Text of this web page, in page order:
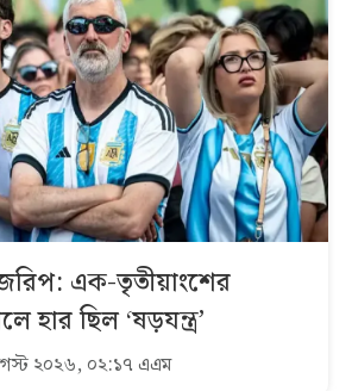
এক-তৃতীয়াংশের
হার ছিল ‘ষড়যন্ত্র’
২০২৬, ০২:১৭ এএম